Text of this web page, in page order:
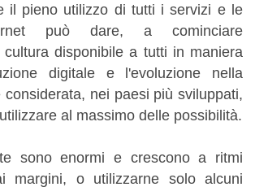
il pieno utilizzo di tutti i servizi e le
può dare, a cominciare
disponibile a tutti in maniera
digitale e l'evoluzione nella
nei paesi più sviluppati,
al massimo delle possibilità.
sono enormi e crescono a ritmi
margini, o utilizzarne solo alcuni